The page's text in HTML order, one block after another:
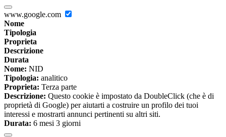
www.google.com
Nome
Tipologia
Proprieta
Descrizione
Durata
Nome: NID
Tipologia: analitico
Proprieta: Terza parte
Descrizione: Questo cookie è impostato da DoubleClick (che è di
proprietà di Google) per aiutarti a costruire un profilo dei tuoi
interessi e mostrarti annunci pertinenti su altri siti.
Durata: 6 mesi 3 giorni